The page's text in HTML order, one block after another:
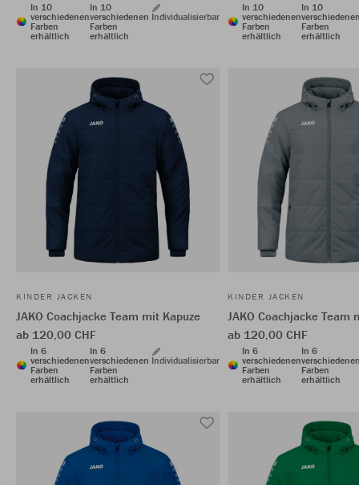
In 10
verschiedenen
Farben
erhältlich
In 10
verschiedenen
Farben
erhältlich
Individualisierbar
In 10
verschiedenen
Farben
erhältlich
In 10
Farben
erhältlich
KINDER JACKEN
JAKO Coachjacke Team mit Kapuze
ab 120,00 CHF
In 6
verschiedenen
Farben
erhältlich
In 6
verschiedenen
Farben
erhältlich
Individualisierbar
KINDER JACKEN
JAKO Coachjacke Team
ab 120,00 CHF
In 6
verschiedenen
Farben
erhältlich
In 6
Farben
erhältlich